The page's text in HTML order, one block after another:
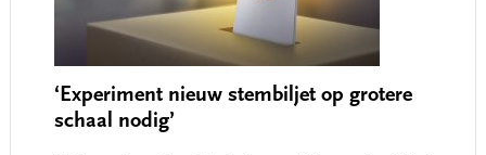
‘Experiment nieuw stembiljet op grotere
schaal nodig’